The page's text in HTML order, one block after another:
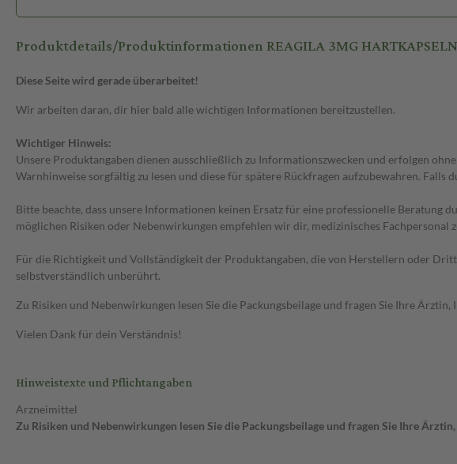
Produktdetails/Produktinformationen REAGILA 3MG
Diese Seite wird gerade überarbeitet!
Wir arbeiten daran, dir hier bald alle wichtigen Informationen bereitzustellen.
Wichtiger Hinweis:
Unsere Produktangaben dienen ausschließlich zu Informationszwecken und erfolgen
Warnhinweise sorgfältig zu lesen und diese für spätere Rückfragen aufzubewahren.
Bitte beachte, dass unsere Informationen keinen Ersatz für eine professionelle Beratung
möglichen Risiken oder Nebenwirkungen empfehlen wir dir, medizinisches Fachpersonal
Für die Richtigkeit und Vollständigkeit der Produktangaben, die von Herstellern oder
selbstverständlich unberührt.
Zu Risiken und Nebenwirkungen lesen Sie die Packungsbeilage und fragen Sie Ihre
Vielen Dank für dein Verständnis!
Hinweistexte und Pflichtangaben
Arzneimittel
Zu Risiken und Nebenwirkungen lesen Sie die Packungsbeilage und fragen Sie Ihre